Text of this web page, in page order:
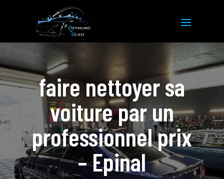
faire nettoyer sa
voiture par un
professionnel prix
– Epinal